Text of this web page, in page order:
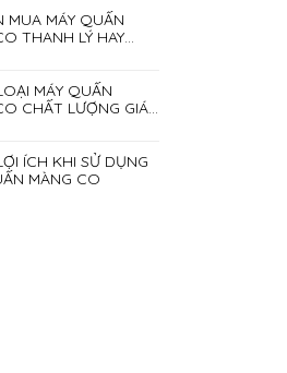
MUA MÁY QUẤN
THANH LÝ HAY
MÁY QUẤN
CHẤT LƯỢNG GIÁ
ÍCH KHI SỬ DỤNG
MÀNG CO